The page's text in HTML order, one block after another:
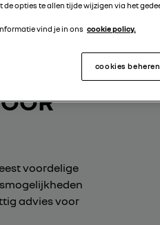
voordelige
advies voor
de opties te allen tijde wijzigen via het
vind je in ons cookie policy.
cookies beheren